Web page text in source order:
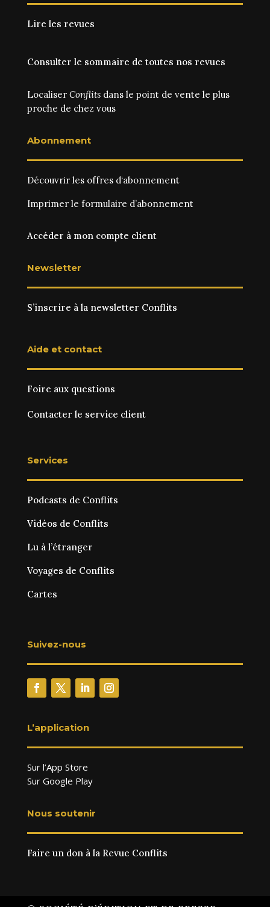
Lire les revues
Consulter le sommaire de toutes nos revues
Localiser Conflitsdans le point de vente le plus
proche de chez vous
Abonnement
Découvrir les offres d‘abonnement
Imprimer le formulaire d’abonnement
Accéder à mon compte client
Newsletter
S’inscrire à la newsletter Conflits
Aide et contact
Foire aux questions
Contacter le service client
Services
Podcasts de Conflits
Vidéos de Conflits
Lu à l’étranger
Voyages de Conflits
Cartes
Suivez-nous
L’application
Sur l’App Store
Sur Google Play
Nous soutenir
Faire un don à la Revue Conflits